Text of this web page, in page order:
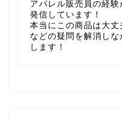
アパレル販売員の経
発信しています！
本当にこの商品は大丈
などの疑問を解消し
します！